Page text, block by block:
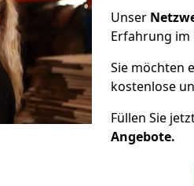
Unser
Erfahrung im
Sie möchten
kostenlose
Füllen Sie
Angebote.